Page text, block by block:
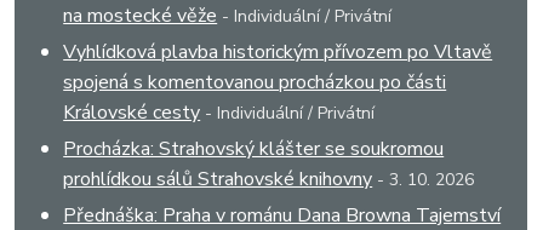
na mostecké věže - Individuální / Privátní
Vyhlídková plavba historickým přívozem po Vltavě
spojená s komentovanou procházkou po části
Královské cesty - Individuální / Privátní
Procházka: Strahovský klášter se soukromou
prohlídkou sálů Strahovské knihovny - 3. 10. 2026
Přednáška: Praha v románu Dana Browna Tajemství